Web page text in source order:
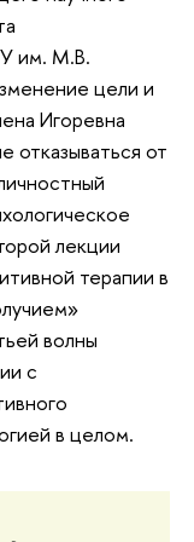
им. М.В.
цели и
Игоревна
отказываться от
лекции
терапии в
волны
с
в целом.